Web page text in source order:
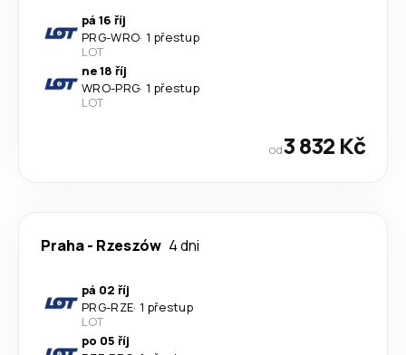
pá 16 říj
PRG-WRO· 1 přestup
LOT
ne 18 říj
WRO-PRG· 1 přestup
LOT
od3 832 Kč
Praha- Rzeszów 4 dni
pá 02 říj
PRG-RZE· 1 přestup
LOT
po 05 říj